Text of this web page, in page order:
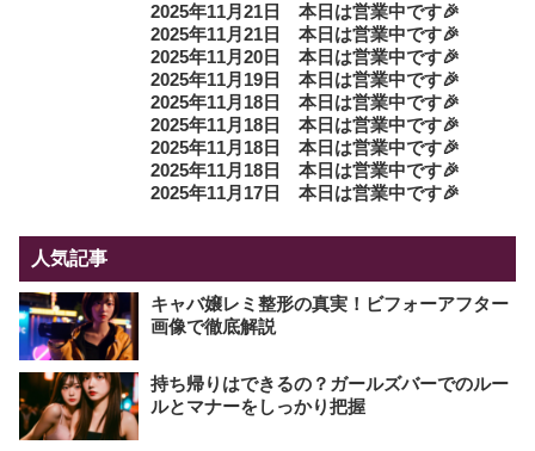
2025年11月21日 本日は営業中です🎉
2025年11月21日 本日は営業中です🎉
2025年11月20日 本日は営業中です🎉
2025年11月19日 本日は営業中です🎉
2025年11月18日 本日は営業中です🎉
2025年11月18日 本日は営業中です🎉
2025年11月18日 本日は営業中です🎉
2025年11月18日 本日は営業中です🎉
2025年11月17日 本日は営業中です🎉
人気記事
キャバ嬢レミ整形の真実！ビフォーアフター
画像で徹底解説
持ち帰りはできるの？ガールズバーでのルー
ルとマナーをしっかり把握